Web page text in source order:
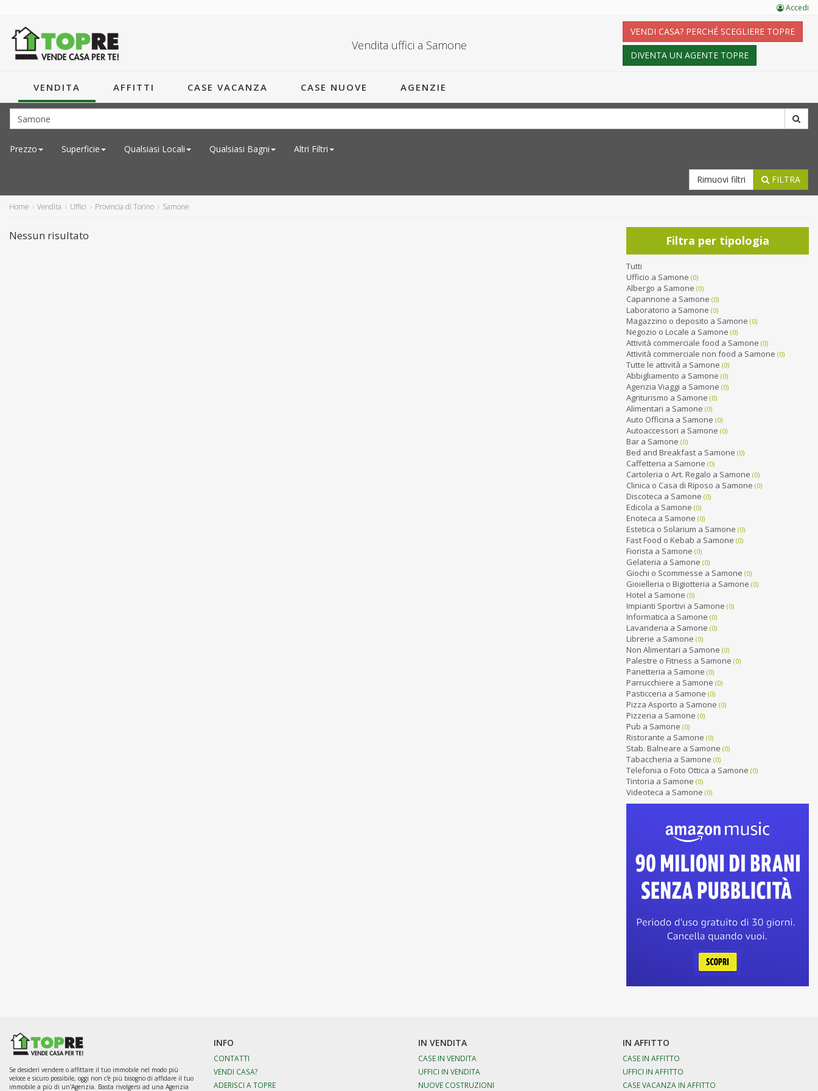
Vendita uffici a Samone
VENDI CASA? PERCHÉ SCEGLIERE TOPRE
DIVENTA UN AGENTE TOPRE
VENDITA AFFITTI CASE VACANZA CASE NUOVE AGENZIE
Prezzo Superficie Qualsiasi Locali Qualsiasi Bagni Altri Filtri
FILTRA
Rimuovi filtri
Home Vendita Uffici Provincia di Torino Samone
Nessun risultato Filtra per tipologia
Tutti
Ufficio a Samone (0)
Albergo a Samone (0)
Capannone a Samone (0)
Laboratorio a Samone (0)
Magazzino o deposito a Samone (0)
Negozio o Locale a Samone (0)
Attività commerciale food a Samone (0)
Attività commerciale non food a Samone (0)
Tutte le attività a Samone (0)
Abbigliamento a Samone (0)
Agenzia Viaggi a Samone (0)
Agriturismo a Samone (0)
Alimentari a Samone (0)
Auto Officina a Samone (0)
Autoaccessori a Samone (0)
Bar a Samone (0)
Bed and Breakfast a Samone (0)
Caffetteria a Samone (0)
Cartoleria o Art. Regalo a Samone (0)
Clinica o Casa di Riposo a Samone (0)
Discoteca a Samone (0)
Edicola a Samone (0)
Enoteca a Samone (0)
Estetica o Solarium a Samone (0)
Fast Food o Kebab a Samone (0)
Fiorista a Samone (0)
Gelateria a Samone (0)
Giochi o Scommesse a Samone (0)
Gioielleria o Bigiotteria a Samone (0)
Hotel a Samone (0)
Impianti Sportivi a Samone (0)
Informatica a Samone (0)
Lavanderia a Samone (0)
Librerie a Samone (0)
Non Alimentari a Samone (0)
Palestre o Fitness a Samone (0)
Panetteria a Samone (0)
Parrucchiere a Samone (0)
Pasticceria a Samone (0)
Pizza Asporto a Samone (0)
Pizzeria a Samone (0)
Pub a Samone (0)
Ristorante a Samone (0)
Stab. Balneare a Samone (0)
Tabaccheria a Samone (0)
Telefonia o Foto Ottica a Samone (0)
Tintoria a Samone (0)
Videoteca a Samone (0)
Se desideri vendere o affittare il tuo immobile nel modo più
veloce e sicuro possibile, oggi non c'è più bisogno di affidare il tuo
immobile a più di un'Agenzia. Basta rivolgersi ad una Agenzia
INFO
CONTATTI
VENDI CASA?
ADERISCI A TOPRE
IN VENDITA
CASE IN VENDITA
UFFICI IN VENDITA
NUOVE COSTRUZIONI
IN AFFITTO
CASE IN AFFITTO
UFFICI IN AFFITTO
CASE VACANZA IN AFFITTO
Accedi